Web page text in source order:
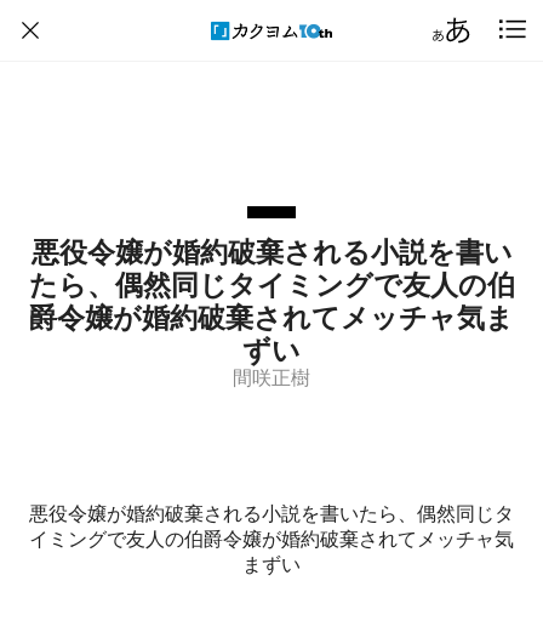
悪役令嬢が婚約破棄される小説を書い
たら、偶然同じタイミングで友人の伯
爵令嬢が婚約破棄されてメッチャ気ま
ずい
間咲正樹
悪役令嬢が婚約破棄される小説を書いたら、偶然同じタ
イミングで友人の伯爵令嬢が婚約破棄されてメッチャ気
まずい